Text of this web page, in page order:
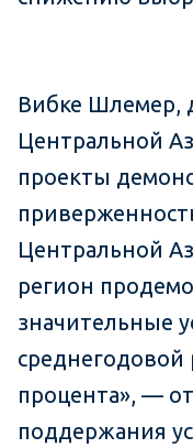
Вибке Шлемер,
Центральной
проекты
Центральной
регион
значительные
среднегодовой
процента», —
поддержания